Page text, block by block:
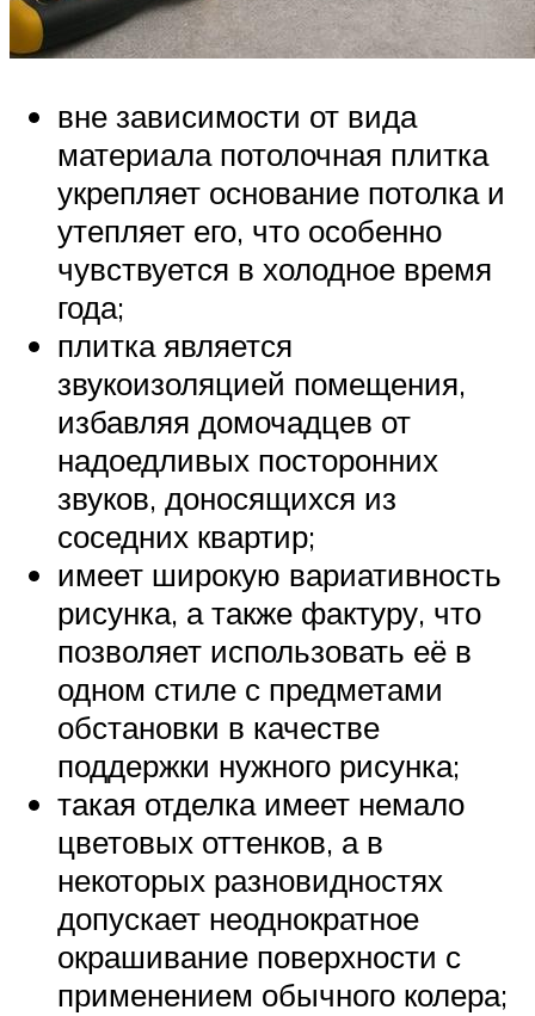
вне зависимости от вида
материала потолочная плитка
укрепляет основание потолка и
утепляет его, что особенно
чувствуется в холодное время
года;
плитка является
звукоизоляцией помещения,
избавляя домочадцев от
надоедливых посторонних
звуков, доносящихся из
соседних квартир;
имеет широкую вариативность
рисунка, а также фактуру, что
позволяет использовать её в
одном стиле с предметами
обстановки в качестве
поддержки нужного рисунка;
такая отделка имеет немало
цветовых оттенков, а в
некоторых разновидностях
допускает неоднократное
окрашивание поверхности с
применением обычного колера;